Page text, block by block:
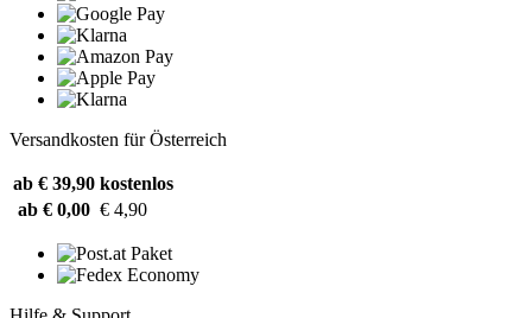
Versandkosten für Österreich
ab € 39,90 kostenlos
ab € 0,00 € 4,90